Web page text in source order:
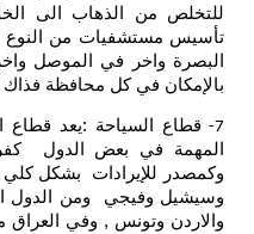
للتخلص من الذهاب الى
تأسيس مستشفيات من النوع
البصرة واخر في الموصل
بالإمكان في كل محافظة فذاك
7-
قطاع السياحة :يعد قطاع
المهمة في بعض الدول
وكمصدر للإيرادات بشكل كلي
وسيشيل وفيجي ومن الدول
والاردن وتونس , وفي العراق